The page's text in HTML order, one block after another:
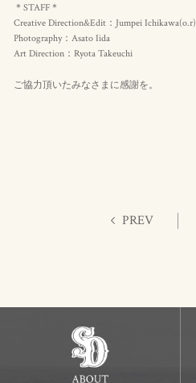
＊STAFF＊
Creative Direction&Edit：Jumpei Ichikawa(o.r)
Photography：Asato Iida
Art Direction：Ryota Takeuchi
ご協力頂いたみなさまに感謝を。
PREV